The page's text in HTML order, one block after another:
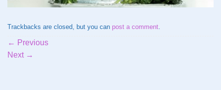
Trackbacks are closed, but you can post a comment.
← Previous
Next →